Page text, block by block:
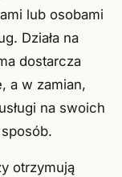
lub osobami
Działa na
dostarcza
a w zamian,
na swoich
otrzymują